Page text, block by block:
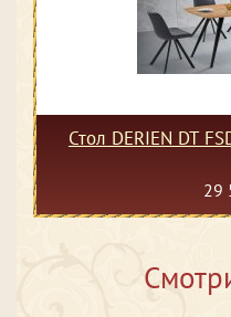
29